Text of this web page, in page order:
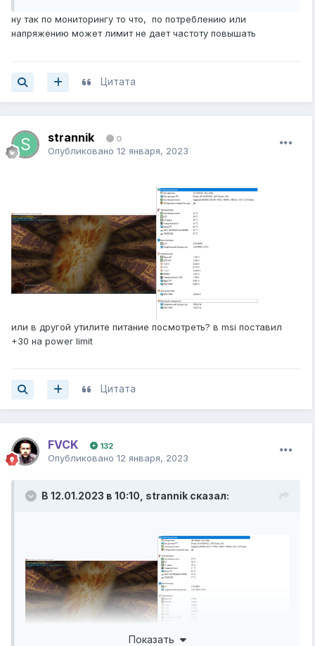
ну так по мониторингу то что, по потреблению или
напряжению может лимит не дает частоту повышать
Цитата
strannik 0
Опубликовано 12 января, 2023
или в другой утилите питание посмотреть? в msi поставил
+30 на power limit
Цитата
FVCK 132
Опубликовано 12 января, 2023
В 12.01.2023 в 10:10, strannik сказал:
Показать